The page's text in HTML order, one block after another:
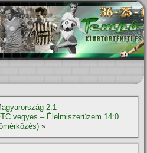
2:1
vegyes – Élelmiszerüzem 14:0
»